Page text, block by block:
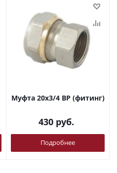
Муфта 20х3/4 ВР (фитинг)
430руб.
Подробнее